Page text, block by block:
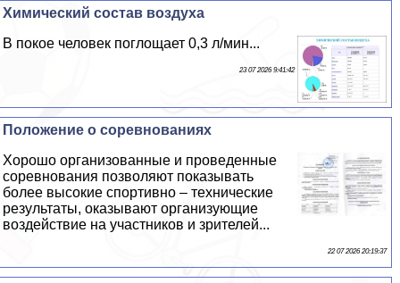
Химический состав воздуха
В покое человек поглощает 0,3 л/мин...
23 07 2026 9:41:42
Положение о соревнованиях
Хорошо организованные и проведенные
соревнования позволяют показывать
более высокие спортивно – технические
результаты, оказывают организующие
воздействие на участников и зрителей...
22 07 2026 20:19:37